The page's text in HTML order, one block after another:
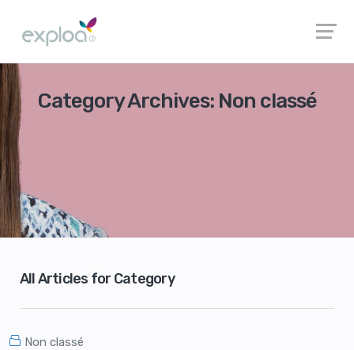
Category Archives: Non classé
All Articles for Category
Non classé